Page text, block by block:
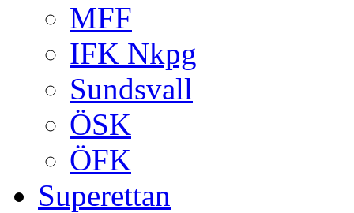
MFF
IFK Nkpg
Sundsvall
ÖSK
ÖFK
Superettan